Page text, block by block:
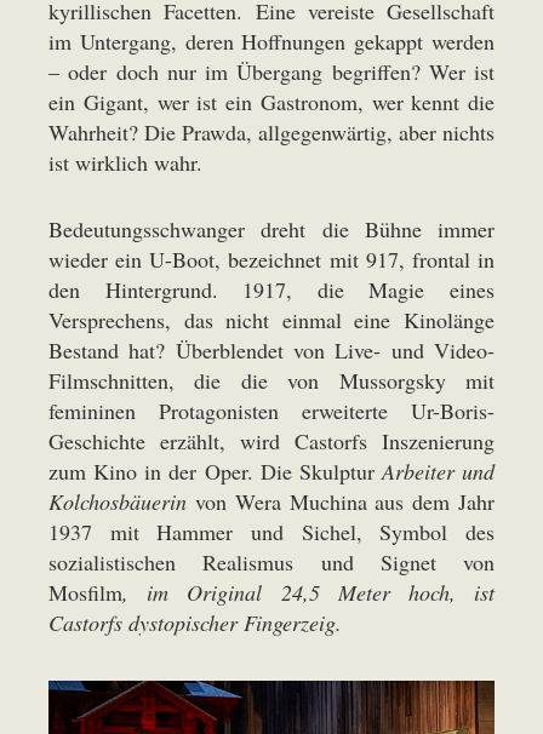
kyrillischen Facetten. Eine vereiste Gesellschaft
im Untergang, deren Hoffnungen gekappt werden
– oder doch nur im Übergang begriffen? Wer ist
ein Gigant, wer ist ein Gastronom, wer kennt die
Wahrheit? Die Prawda, allgegenwärtig, aber nichts
ist wirklich wahr.
Bedeutungsschwanger dreht die Bühne immer
wieder ein U-Boot, bezeichnet mit 917, frontal in
den Hintergrund. 1917, die Magie eines
Versprechens, das nicht einmal eine Kinolänge
Bestand hat? Überblendet von Live- und Video-
Filmschnitten, die die von Mussorgsky mit
femininen Protagonisten erweiterte Ur-Boris-
Geschichte erzählt, wird Castorfs Inszenierung
zum Kino in der Oper. Die SkulpturArbeiter und
Kolchosbäuerin von Wera Muchina aus dem Jahr
1937 mit Hammer und Sichel, Symbol des
sozialistischen Realismus und Signet von
Mosfilm, im Original 24,5 Meter hoch, ist
Castorfs dystopischer Fingerzeig.